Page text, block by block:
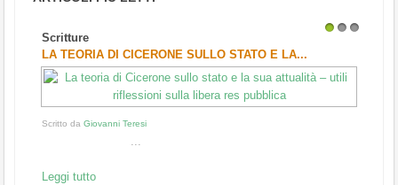
Scritture
LA TEORIA DI CICERONE SULLO STATO E LA...
Scritto da Giovanni Teresi
Leggi tutto